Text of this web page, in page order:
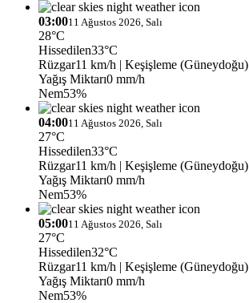
03:0011 Ağustos 2026, Salı
28°C
Hissedilen33°C
Rüzgar11 km/h | Keşişleme (Güneydoğu)
Yağış Miktarı0 mm/h
Nem53%
04:0011 Ağustos 2026, Salı
27°C
Hissedilen33°C
Rüzgar11 km/h | Keşişleme (Güneydoğu)
Yağış Miktarı0 mm/h
Nem53%
05:0011 Ağustos 2026, Salı
27°C
Hissedilen32°C
Rüzgar11 km/h | Keşişleme (Güneydoğu)
Yağış Miktarı0 mm/h
Nem53%